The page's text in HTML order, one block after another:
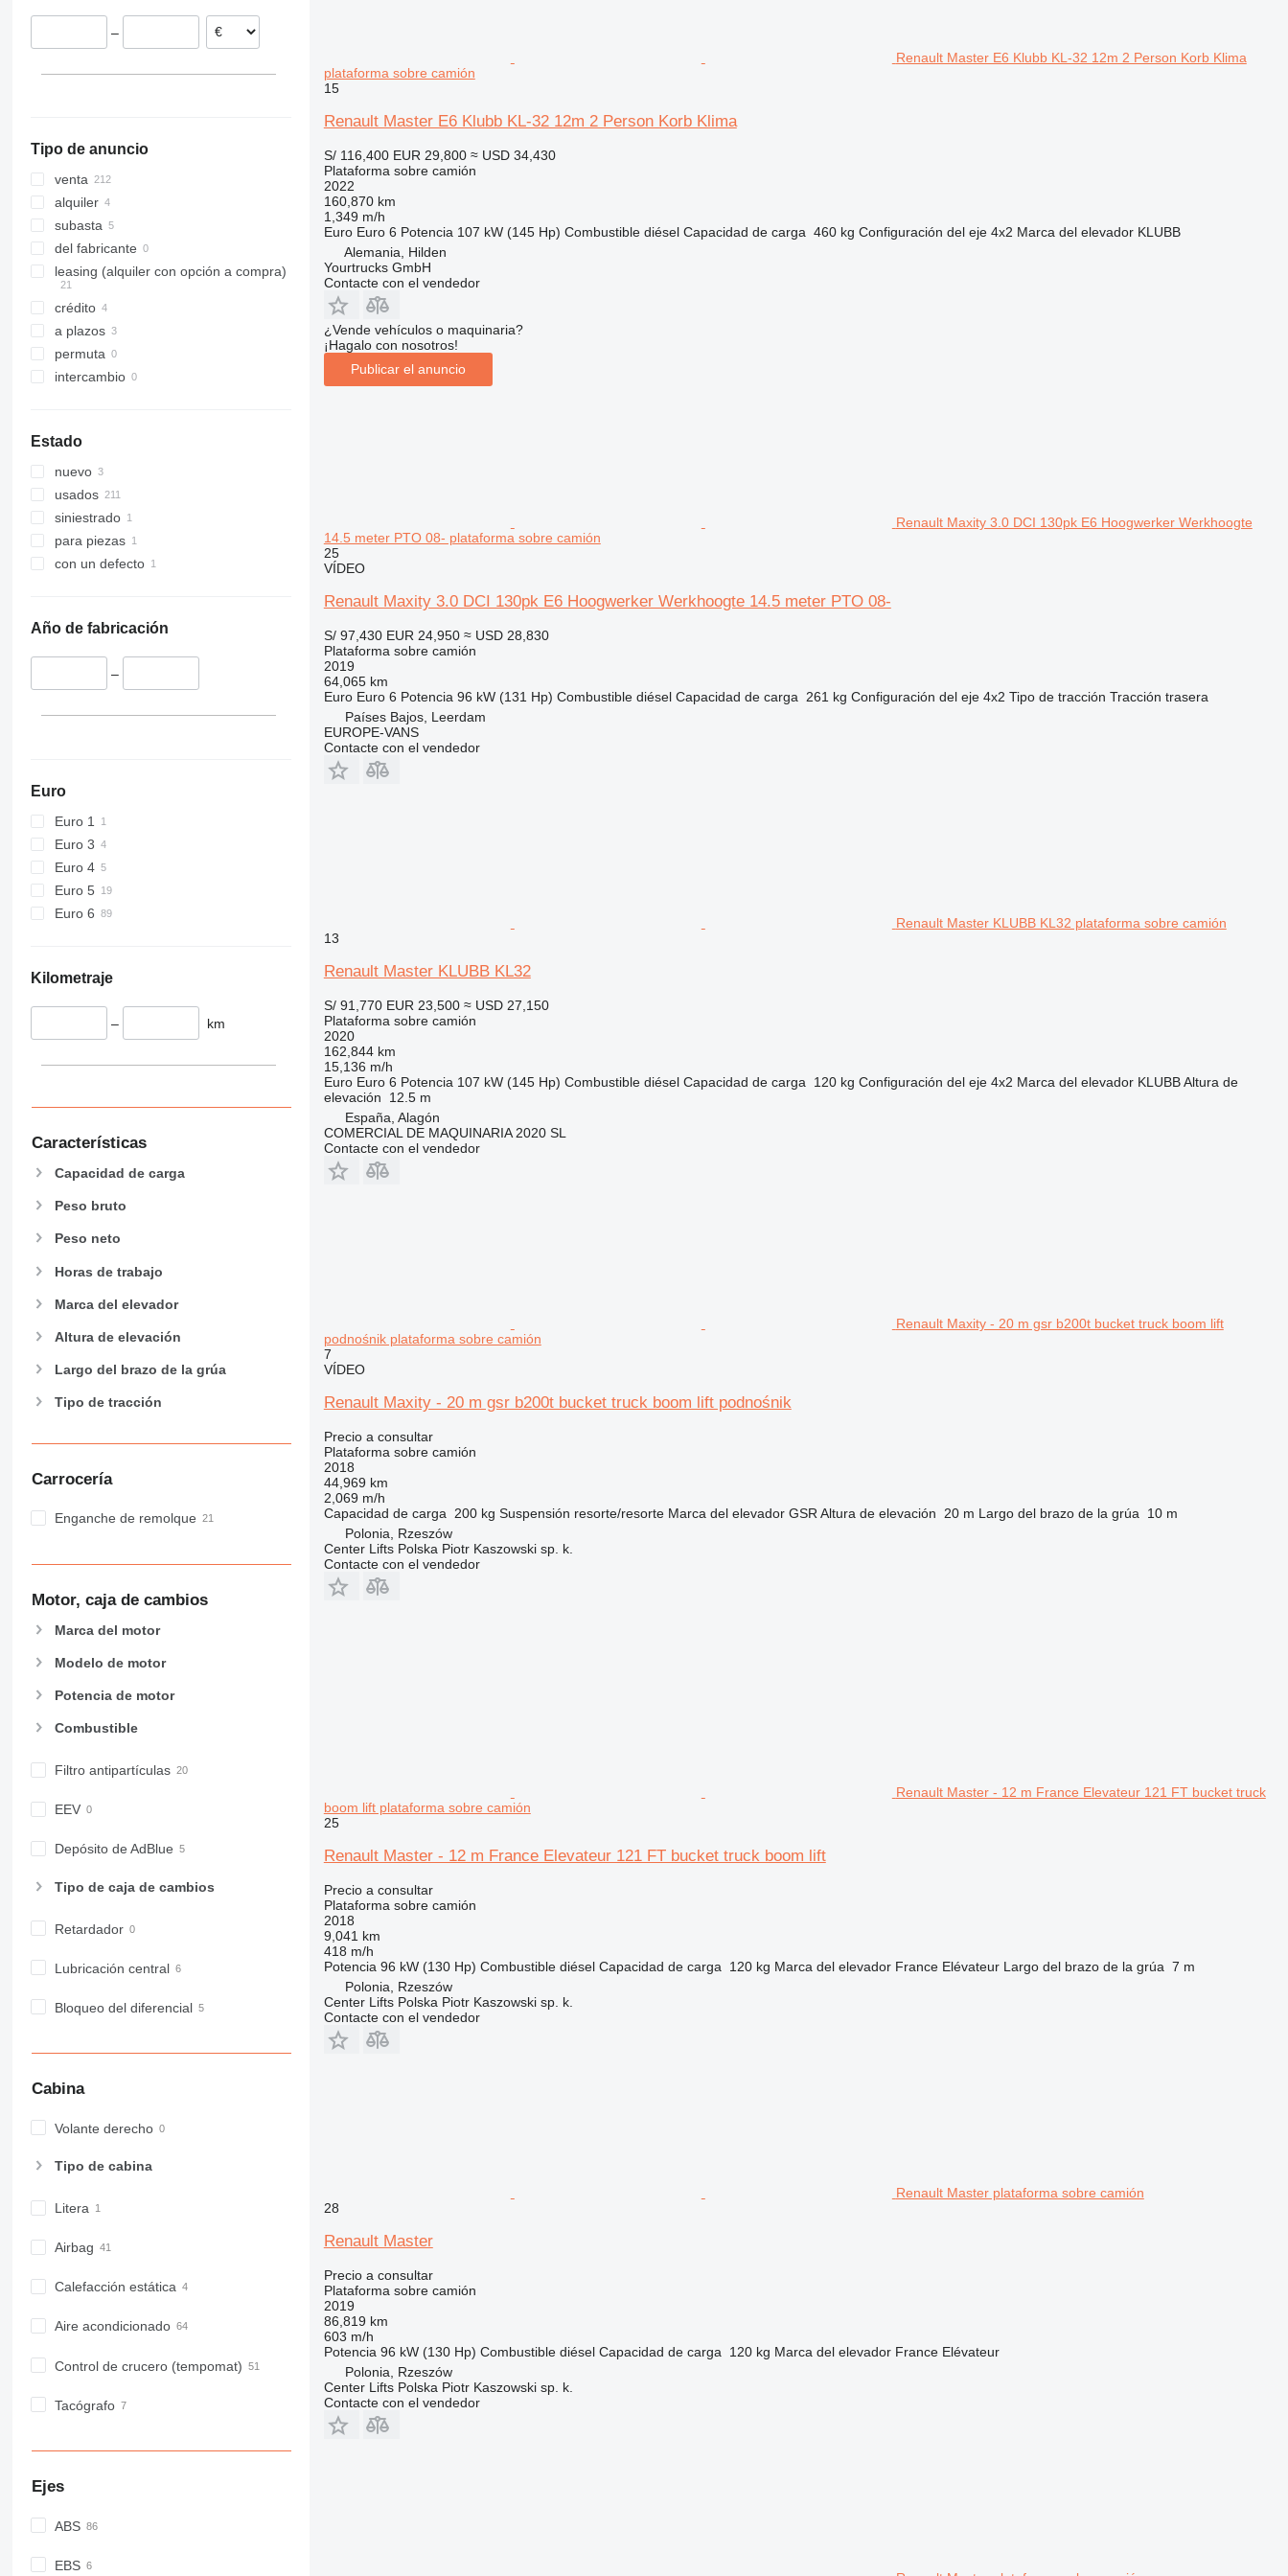
Bélgica
España
–
Tipo de anuncio
venta
alquiler
subasta
del fabricante
leasing (alquiler con opción a compra)
crédito
a plazos
permuta
intercambio
Estado
nuevo
usados
siniestrado
para piezas
con un defecto
Año de fabricación
–
Euro
Euro 1
Euro 3
Euro 4
Euro 5
Euro 6
Kilometraje
– km
Características
Capacidad de carga
Peso bruto
Peso neto
Horas de trabajo
Marca del elevador
Altura de elevación
Largo del brazo de la grúa
Tipo de tracción
Carrocería
Enganche de remolque
Motor, caja de cambios
Marca del motor
Modelo de motor
Potencia de motor
Combustible
Filtro antipartículas
EEV
Depósito de AdBlue
Tipo de caja de cambios
Retardador
Lubricación central
Bloqueo del diferencial
Cabina
Volante derecho
Tipo de cabina
Litera
Airbag
Calefacción estática
Aire acondicionado
Control de crucero (tempomat)
Tacógrafo
Ejes
ABS
EBS
Renault Master E6 Klubb KL-32 12m 2 Person Korb Klima
plataforma sobre camión
15
Renault Master E6 Klubb KL-32 12m 2 Person Korb Klima
S/ 116,400 EUR 29,800 ≈ USD 34,430
Plataforma sobre camión
2022
160,870 km
1,349 m/h
Euro Euro 6 Potencia 107 kW (145 Hp) Combustible diésel Capacidad de carga 460 kg Configuración del eje 4x2 Marca del elevador KLUBB
Alemania, Hilden
Yourtrucks GmbH
Contacte con el vendedor
¿Vende vehículos o maquinaria?
¡Hagalo con nosotros!
Publicar el anuncio
Renault Maxity 3.0 DCI 130pk E6 Hoogwerker Werkhoogte
14.5 meter PTO 08- plataforma sobre camión
25
VÍDEO
Renault Maxity 3.0 DCI 130pk E6 Hoogwerker Werkhoogte 14.5 meter PTO 08-
S/ 97,430 EUR 24,950 ≈ USD 28,830
Plataforma sobre camión
2019
64,065 km
Euro Euro 6 Potencia 96 kW (131 Hp) Combustible diésel Capacidad de carga 261 kg Configuración del eje 4x2 Tipo de tracción Tracción trasera
Países Bajos, Leerdam
EUROPE-VANS
Contacte con el vendedor
Renault Master KLUBB KL32 plataforma sobre camión
13
Renault Master KLUBB KL32
S/ 91,770 EUR 23,500 ≈ USD 27,150
Plataforma sobre camión
2020
162,844 km
15,136 m/h
Euro Euro 6 Potencia 107 kW (145 Hp) Combustible diésel Capacidad de carga 120 kg Configuración del eje 4x2 Marca del elevador KLUBB Altura de
elevación
12.5 m
España, Alagón
COMERCIAL DE MAQUINARIA 2020 SL
Contacte con el vendedor
Renault Maxity - 20 m gsr b200t bucket truck boom lift
podnośnik plataforma sobre camión
7
VÍDEO
Renault Maxity - 20 m gsr b200t bucket truck boom lift podnośnik
Precio a consultar
Plataforma sobre camión
2018
44,969 km
2,069 m/h
Capacidad de carga
200 kg Suspensión resorte/resorte Marca del elevador GSR Altura de elevación 20 m Largo del brazo de la grúa
10 m
Polonia, Rzeszów
Center Lifts Polska Piotr Kaszowski sp. k.
Contacte con el vendedor
Renault Master - 12 m France Elevateur 121 FT bucket truck
boom lift plataforma sobre camión
25
Renault Master - 12 m France Elevateur 121 FT bucket truck boom lift
Precio a consultar
Plataforma sobre camión
2018
9,041 km
418 m/h
Potencia 96 kW (130 Hp) Combustible diésel Capacidad de carga 120 kg Marca del elevador France Elévateur Largo del brazo de la grúa 7 m
Polonia, Rzeszów
Center Lifts Polska Piotr Kaszowski sp. k.
Contacte con el vendedor
Renault Master plataforma sobre camión
28
Renault Master
Precio a consultar
Plataforma sobre camión
2019
86,819 km
603 m/h
Potencia 96 kW (130 Hp) Combustible diésel Capacidad de carga 120 kg Marca del elevador France Elévateur
Polonia, Rzeszów
Center Lifts Polska Piotr Kaszowski sp. k.
Contacte con el vendedor